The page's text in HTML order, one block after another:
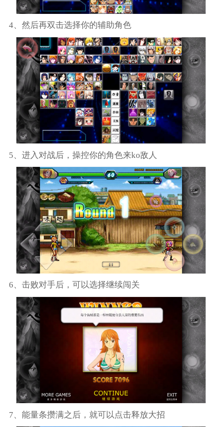
4、然后再双击选择你的辅助角色
5、进入对战后，操控你的角色来ko敌人
6、击败对手后，可以选择继续闯关
7、能量条攒满之后，就可以点击释放大招